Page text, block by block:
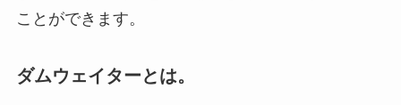
ことができます。
ダムウェイターとは。